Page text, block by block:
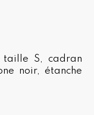
taille S, cadran
noir, étanche